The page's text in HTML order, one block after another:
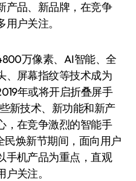
产品、新品牌，在竞争
户关注。
万像素、AI智能、全
、屏幕指纹等技术成为
年或将开启折叠屏手
新技术、新功能和新产
，在竞争激烈的智能手
民焕新节期间，面向用户
手机产品为重点，直观
关注。